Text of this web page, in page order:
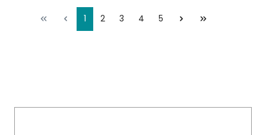
1 2 3 4 5